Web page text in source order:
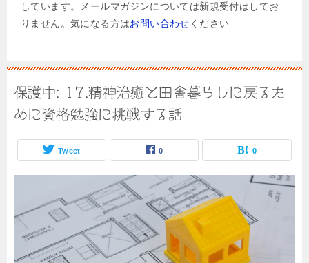
しています。メールマガジンについては新規受付はしてお
りません。気になる方はお問い合わせ ください
保護中: 17.精神治癒と田舎暮らしに戻るた
めに資格勉強に挑戦する話
Tweet 0 0